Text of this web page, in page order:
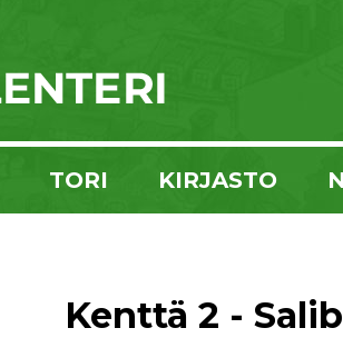
TORI KIRJASTO
Kenttä 2 -